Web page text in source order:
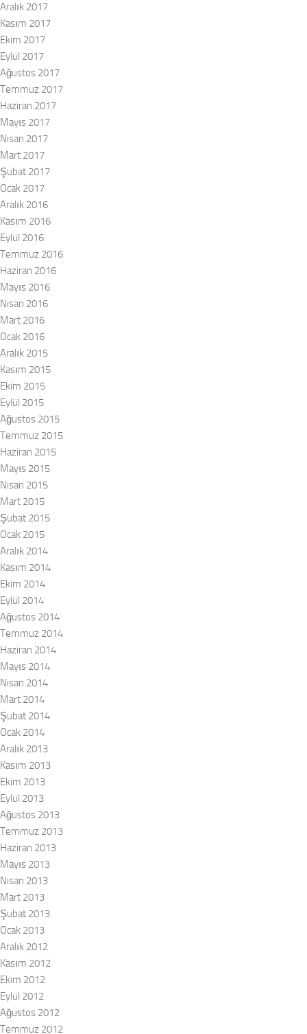
Aralık 2017
Kasım 2017
Ekim 2017
Eylül 2017
Ağustos 2017
Temmuz 2017
Haziran 2017
Mayıs 2017
Nisan 2017
Mart 2017
Şubat 2017
Ocak 2017
Aralık 2016
Kasım 2016
Eylül 2016
Temmuz 2016
Haziran 2016
Mayıs 2016
Nisan 2016
Mart 2016
Ocak 2016
Aralık 2015
Kasım 2015
Ekim 2015
Eylül 2015
Ağustos 2015
Temmuz 2015
Haziran 2015
Mayıs 2015
Nisan 2015
Mart 2015
Şubat 2015
Ocak 2015
Aralık 2014
Kasım 2014
Ekim 2014
Eylül 2014
Ağustos 2014
Temmuz 2014
Haziran 2014
Mayıs 2014
Nisan 2014
Mart 2014
Şubat 2014
Ocak 2014
Aralık 2013
Kasım 2013
Ekim 2013
Eylül 2013
Ağustos 2013
Temmuz 2013
Haziran 2013
Mayıs 2013
Nisan 2013
Mart 2013
Şubat 2013
Ocak 2013
Aralık 2012
Kasım 2012
Ekim 2012
Eylül 2012
Ağustos 2012
Temmuz 2012